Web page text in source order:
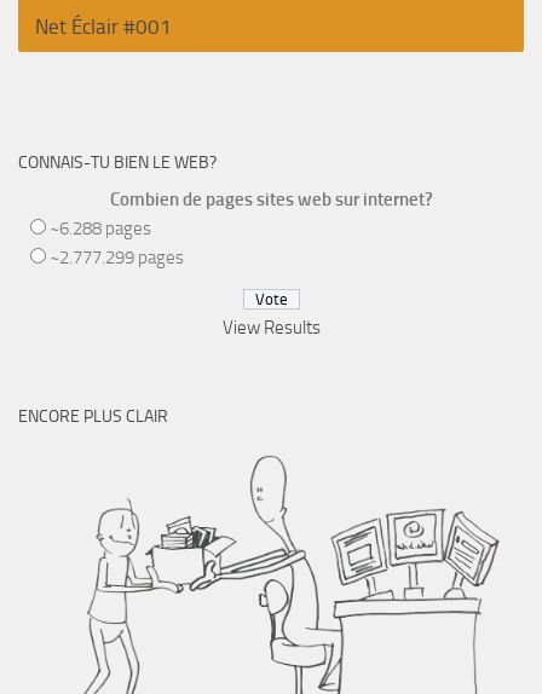
Net Éclair #001
CONNAIS-TU BIEN LE WEB?
Combien de pages sites web sur internet?
~6.288 pages
~2.777.299 pages
View Results
ENCORE PLUS CLAIR